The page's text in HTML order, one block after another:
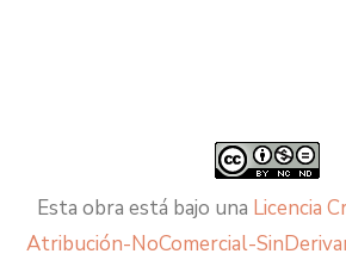
Esta obra está bajo una Licencia
Atribución-NoComercial-